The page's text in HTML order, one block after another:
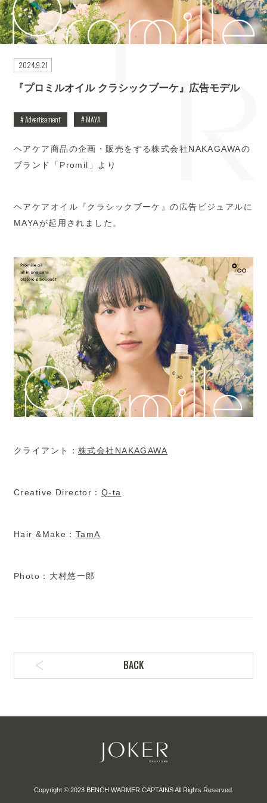
2024.9.21
『プロミルオイル クラシックブーケ』広告モデル
# Advertisement # MAYA
ヘアケア商品の企画・販売をする株式会社NAKAGAWAの
ブランド「Promil」より
ヘアケアオイル『クラシックブーケ』の広告ビジュアルに
MAYAが起用されました。
クライアント： 株式会社NAKAGAWA
Creative Director： Q-ta
Hair &Make： TamA
Photo： 大村悠一郎
BACK
Copyright © 2023 BENCH WARMER CAPTAINS All Rights Reserved.